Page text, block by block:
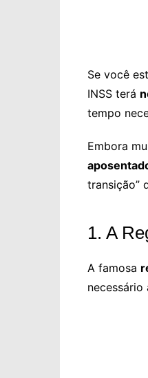
Se você
INSS terá
tempo
Embora
transição”
1. A
A famosa
necessário